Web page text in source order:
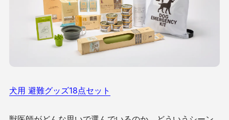
犬用 避難グッズ18点セット